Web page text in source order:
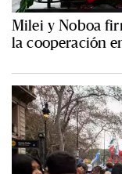
Milei y Noboa
la cooperación